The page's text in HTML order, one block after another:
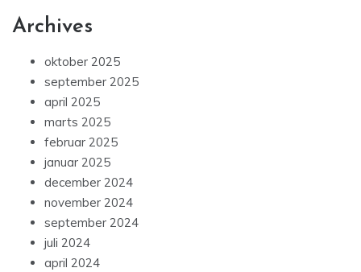
Archives
oktober 2025
september 2025
april 2025
marts 2025
februar 2025
januar 2025
december 2024
november 2024
september 2024
juli 2024
april 2024